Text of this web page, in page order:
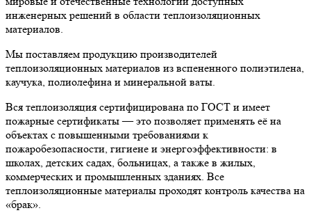
инженерных решений в области теплоизоляционных
материалов.
Мы поставляем продукцию производителей
теплоизоляционных материалов из вспененного полиэтилена,
каучука, полиолефина и минеральной ваты.
Вся теплоизоляция сертифицирована по ГОСТ и имеет
пожарные сертификаты — это позволяет применять её на
объектах с повышенными требованиями к
пожаробезопасности, гигиене и энергоэффективности: в
школах, детских садах, больницах, а также в жилых,
коммерческих и промышленных зданиях. Все
теплоизоляционные материалы проходят контроль качества на
«брак».